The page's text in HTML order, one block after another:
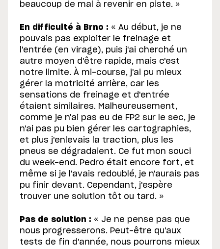
beaucoup de mal à revenir en piste. »
En difficulté à Brno : « Au début, je ne
pouvais pas exploiter le freinage et
l'entrée (en virage), puis j'ai cherché un
autre moyen d'être rapide, mais c'est
notre limite. À mi-course, j'ai pu mieux
gérer la motricité arrière, car les
sensations de freinage et d'entrée
étaient similaires. Malheureusement,
comme je n'ai pas eu de FP2 sur le sec, je
n'ai pas pu bien gérer les cartographies,
et plus j'enlevais la traction, plus les
pneus se dégradaient. Ce fut mon souci
du week-end. Pedro était encore fort, et
même si je l'avais redoublé, je n'aurais pas
pu finir devant. Cependant, j'espère
trouver une solution tôt ou tard. »
Pas de solution : « Je ne pense pas que
nous progresserons. Peut-être qu'aux
tests de fin d'année, nous pourrons mieux